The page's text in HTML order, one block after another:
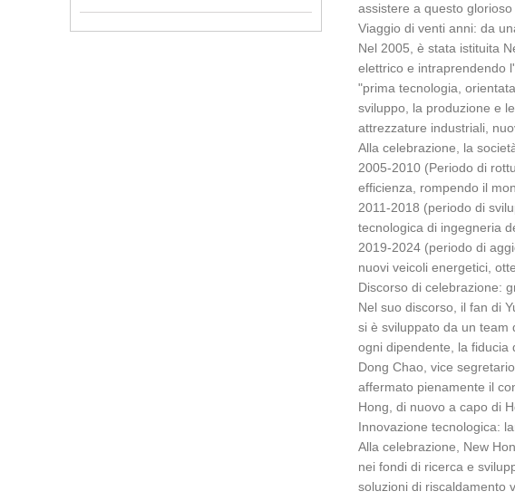
assistere a questo glorioso
Viaggio di venti anni: da
Nel 2005, è stata istituita
elettrico e intraprendendo
"prima tecnologia,
sviluppo, la produzione e
attrezzature industriali,
Alla celebrazione, la
2005-2010 (Periodo di
efficienza, rompendo il
2011-2018 (periodo di
tecnologica di ingegneria
2019-2024 (periodo di
nuovi veicoli energetici,
Discorso di celebrazione:
Nel suo discorso, il fan di
si è sviluppato da un team
ogni dipendente, la fiducia
Dong Chao, vice
affermato pienamente il
Hong, di nuovo a capo di
Innovazione tecnologica:
Alla celebrazione, New
nei fondi di ricerca e
soluzioni di riscaldamento